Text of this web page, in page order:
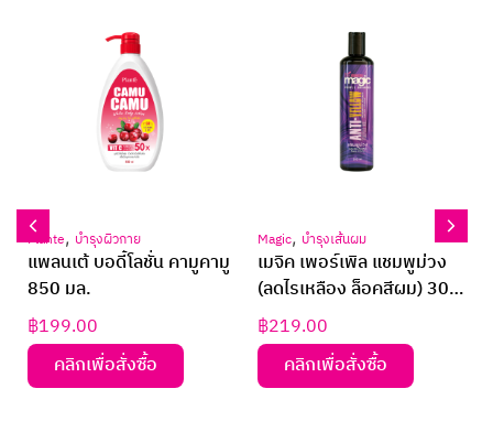
Plante, บำรุงผิวกาย
แพลนเต้ บอดี้โลชั่น คามูคามู
850 มล.
฿199.00
คลิกเพื่อสั่งซื้อ
Magic, บำรุงเส้นผม
เมจิค เพอร์เพิล แชมพูม่วง
(ลดไรเหลือง ล็อคสีผม) 300
มล.
฿219.00
คลิกเพื่อสั่งซื้อ